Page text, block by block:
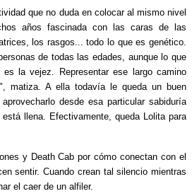
que no duda en colocar al mismo nivel
años fascinada con las caras de las
los rasgos... todo lo que es genético.
de todas las edades, aunque lo que
la vejez. Representar ese largo camino
matiza. A ella todavía le queda un buen
desde esa particular sabiduría
llena. Efectivamente, queda Lolita para
y Death Cab por cómo conectan con el
sentir. Cuando crean tal silencio mientras
el caer de un alfiler.